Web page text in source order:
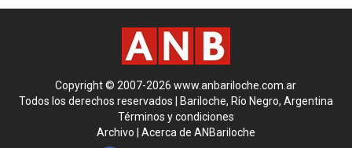
Copyright © 2007-2026 www.anbariloche.com.ar
Todos los derechos reservados | Bariloche, Río Negro, Argentina
Términos y condiciones
Archivo
Acerca de ANBariloche